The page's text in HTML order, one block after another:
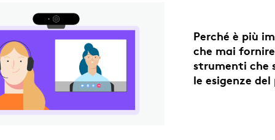
Perché è più
che mai fornire
strumenti che
le esigenze